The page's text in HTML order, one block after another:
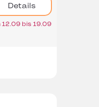
Details
12.09 bis 19.09